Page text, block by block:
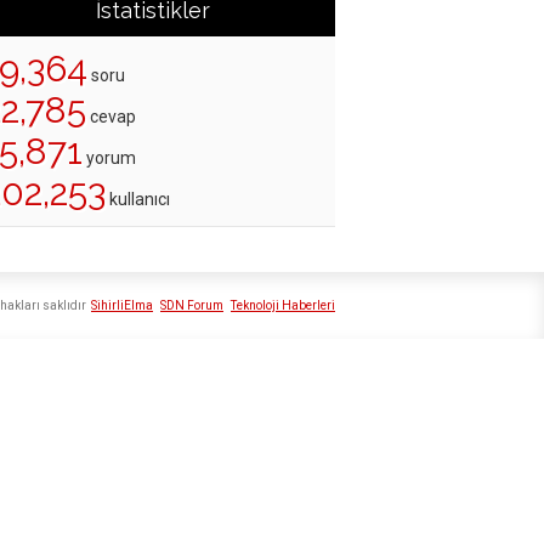
İstatistikler
soru
cevap
yorum
kullanıcı
SihirliElma SDN Forum Teknoloji Haberleri
saklıdır